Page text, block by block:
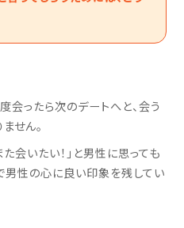
会ったら次のデートへと、会う
せん。
会いたい！」と男性に思っても
男性の心に良い印象を残してい